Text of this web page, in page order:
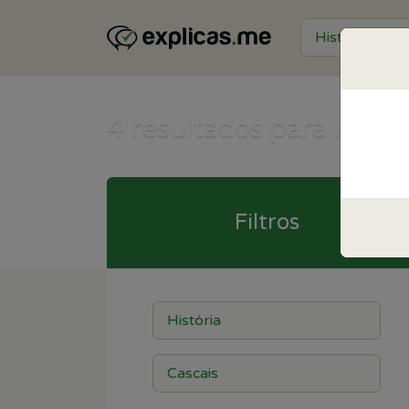
4 resultados para
Filtros